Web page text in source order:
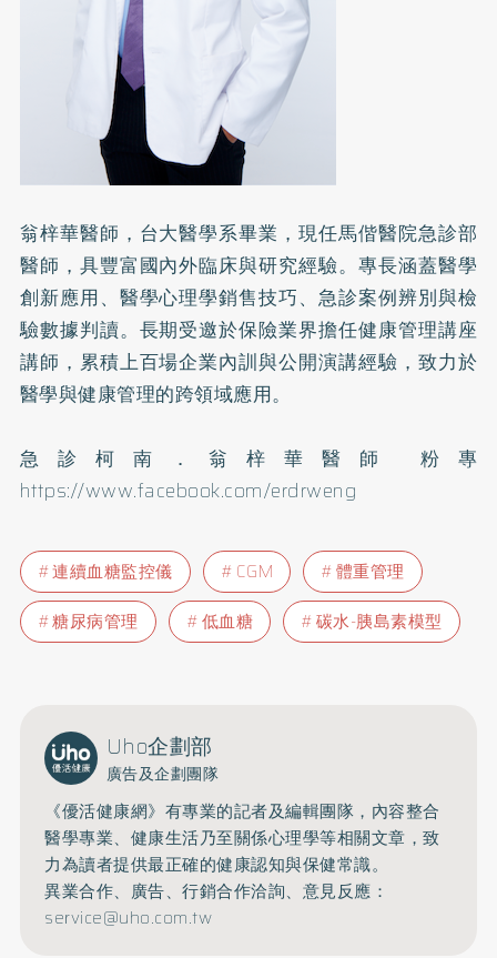
翁梓華醫師，台大醫學系畢業，現任馬偕醫院急診部
醫師，具豐富國內外臨床與研究經驗。專長涵蓋醫學
創新應用、醫學心理學銷售技巧、急診案例辨別與檢
驗數據判讀。長期受邀於保險業界擔任健康管理講座
講師，累積上百場企業內訓與公開演講經驗，致力於
醫學與健康管理的跨領域應用。
急診柯南．翁梓華醫師 粉專
https://www.facebook.com/erdrweng
連續血糖監控儀 CGM
體重管理
糖尿病管理
低血糖 碳水-胰島素模型
Uho企劃部
廣告及企劃團隊
《優活健康網》有專業的記者及編輯團隊，內容整合
醫學專業、健康生活乃至關係心理學等相關文章，致
力為讀者提供最正確的健康認知與保健常識。
異業合作、廣告、行銷合作洽詢、意見反應：
service@uho.com.tw